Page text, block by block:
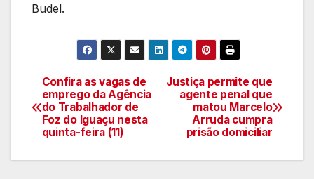
Budel.
Navegação
de
artigos
Justiça permite que
agente penal que
matou Marcelo
Arruda cumpra
prisão domiciliar
Confira as vagas de
emprego da Agência
do Trabalhador de
Foz do Iguaçu nesta
quinta-feira (11)